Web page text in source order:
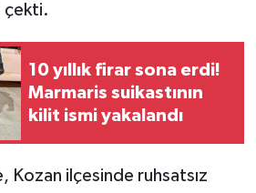
çekti.
10 yıllık firar sona erdi!
Marmaris suikastının
kilit ismi yakalandı
Kozan ilçesinde ruhsatsız